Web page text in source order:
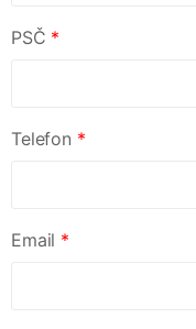
PSČ *
Telefon *
Email *